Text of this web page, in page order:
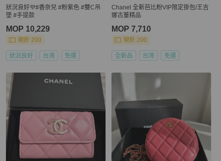
狀況良好💜#香奈兒 #粉紫色 #雙C吊
墜 #手提款
MOP 10,229
現折 200
狀況良好 台灣 免運
Chanel 全新芭比粉VIP限定掛包/王吉
娜古董精品
MOP 7,710
現折 200
全新品 台灣 免運